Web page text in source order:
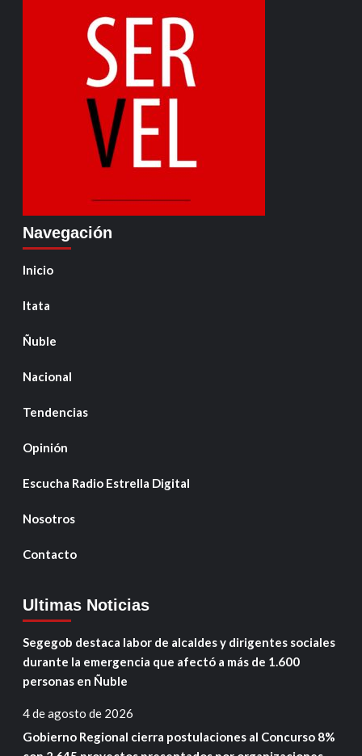
Navegación
Inicio
Itata
Ñuble
Nacional
Tendencias
Opinión
Escucha Radio Estrella Digital
Nosotros
Contacto
Ultimas Noticias
Segegob destaca labor de alcaldes y dirigentes sociales
durante la emergencia que afectó a más de 1.600
personas en Ñuble
4 de agosto de 2026
Gobierno Regional cierra postulaciones al Concurso 8%